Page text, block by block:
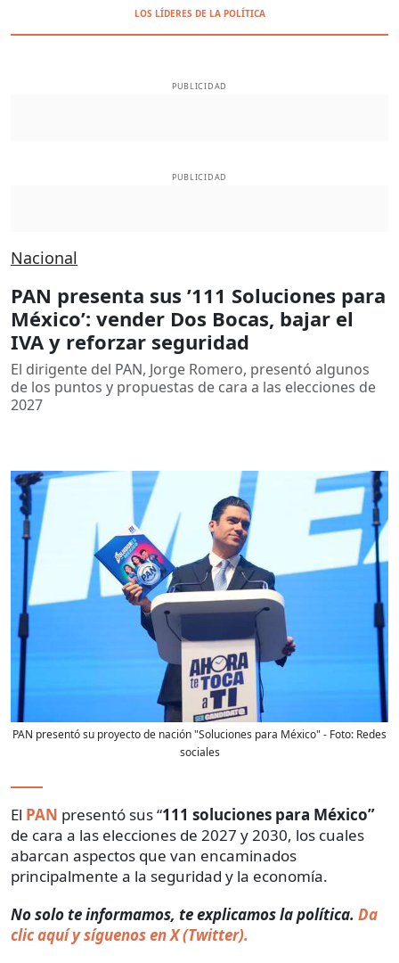
LOS LÍDERES DE LA POLÍTICA
PUBLICIDAD
PUBLICIDAD
Nacional
PAN presenta sus ’111 Soluciones para
México’: vender Dos Bocas, bajar el
IVA y reforzar seguridad
El dirigente del PAN, Jorge Romero, presentó algunos
de los puntos y propuestas de cara a las elecciones de
2027
PAN presentó su proyecto de nación "Soluciones para México" - Foto: Redes
sociales
El PAN presentó sus “111 soluciones para México”
de cara a las elecciones de 2027 y 2030, los cuales
abarcan aspectos que van encaminados
principalmente a la seguridad y la economía.
No solo te informamos, te explicamos la política. Da
clic aquí y síguenos en X (Twitter).